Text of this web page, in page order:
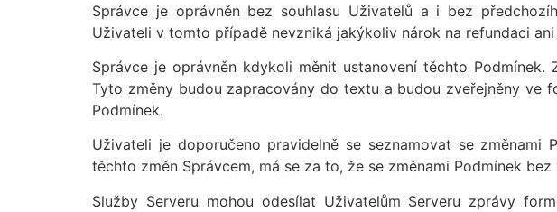
Správce je oprávněn bez souhlasu Uživatelů a i bez
Uživateli v tomto případě nevzniká jakýkoliv nárok na refundaci ani
Správce je oprávněn kdykoli měnit ustanovení těchto
Tyto změny budou zapracovány do textu a budou zveřejněny ve
Podmínek.
Uživateli je doporučeno pravidelně se seznamovat se
těchto změn Správcem, má se za to, že se změnami Podmínek bez
Služby Serveru mohou odesílat Uživatelům Serveru zprávy